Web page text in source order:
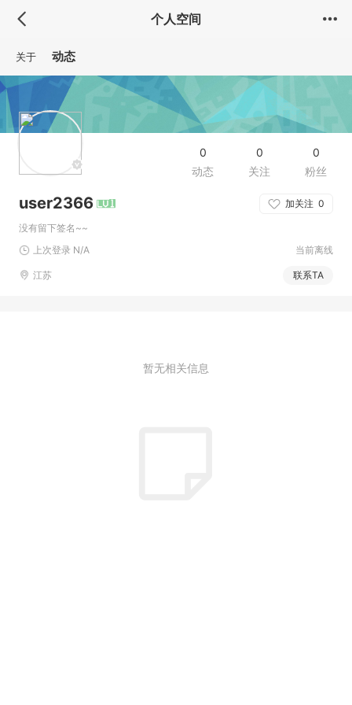
个人空间
0
粉丝
0
关注
0
动态
user2366 加关注 0
没有留下签名~~
上次登录 N/A
当前离线
江苏 联系TA
关于 动态
暂无相关信息